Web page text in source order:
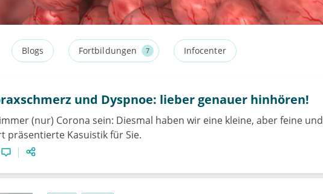
Blogs Fortbildungen 7 Infocenter
und Dyspnoe: lieber genauer hinhören!
(nur) Corona sein: Diesmal haben wir eine kleine, aber feine und
präsentierte Kasuistik für Sie.